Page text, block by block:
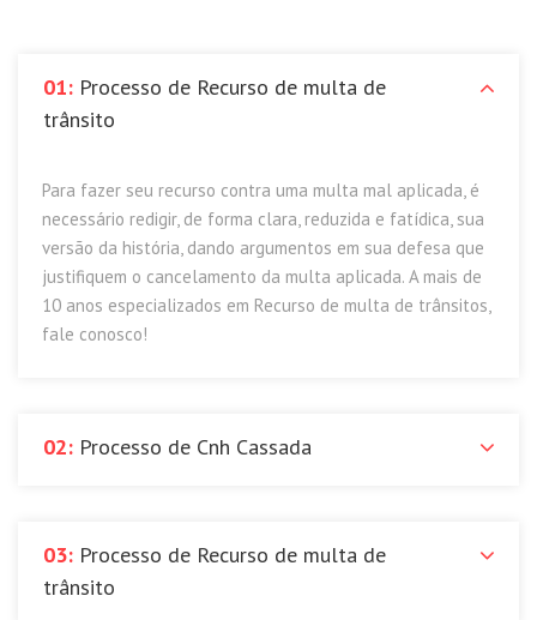
01: Processo de Recurso de multa de
trânsito
Para fazer seu recurso contra uma multa mal aplicada, é
necessário redigir, de forma clara, reduzida e fatídica, sua
versão da história, dando argumentos em sua defesa que
justifiquem o cancelamento da multa aplicada. A mais de
10 anos especializados em Recurso de multa de trânsitos,
fale conosco!
02: Processo de Cnh Cassada
03: Processo de Recurso de multa de
trânsito